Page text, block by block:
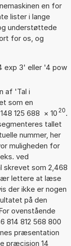
en for
lister i lange
understøttede
for os, og
exp 3' eller '4 pow
af 'Tal i
som en
125 688 × 10 20.
tallet
nummer, her
muligheden for
ved
skrevet som 2,468
lettere at læse
der ikke er nogen
på den
ovenstående
814 812 568 800
præsentation
præcision 14